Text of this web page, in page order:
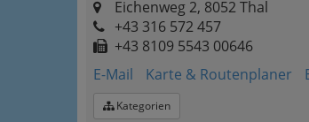
Eichenweg 2, 8052 Thal
+43 316 572 457
+43 8109 5543 00646
E-Mail
Karte & Routenplaner
Kategorien